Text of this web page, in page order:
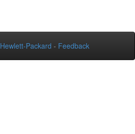
Hewlett-Packard - Feedback